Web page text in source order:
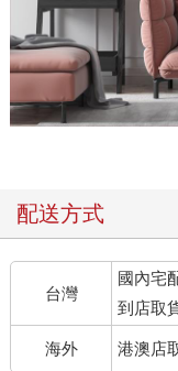
配送方式
台灣
國內宅
到店取
海外 港澳店